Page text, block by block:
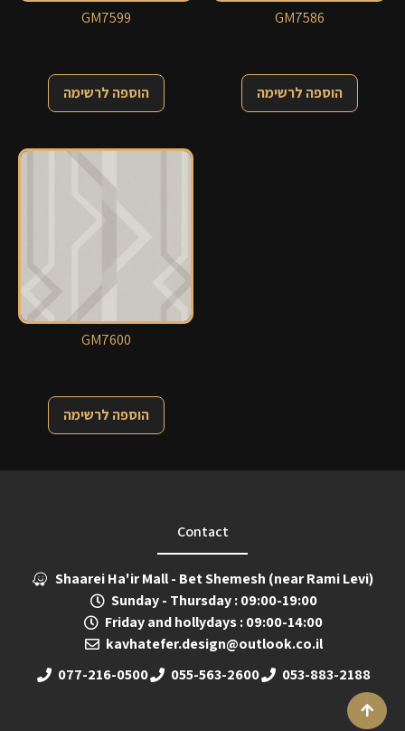
GM7599
הוספה לרשימה
GM7586
הוספה לרשימה
GM7600
הוספה לרשימה
Contact
Shaarei Ha'ir Mall - Bet Shemesh (near Rami Levi)
Sunday - Thursday : 09:00-19:00
Friday and hollydays : 09:00-14:00
kavhatefer.design@outlook.co.il
077-216-0500
055-563-2600 053-883-2188